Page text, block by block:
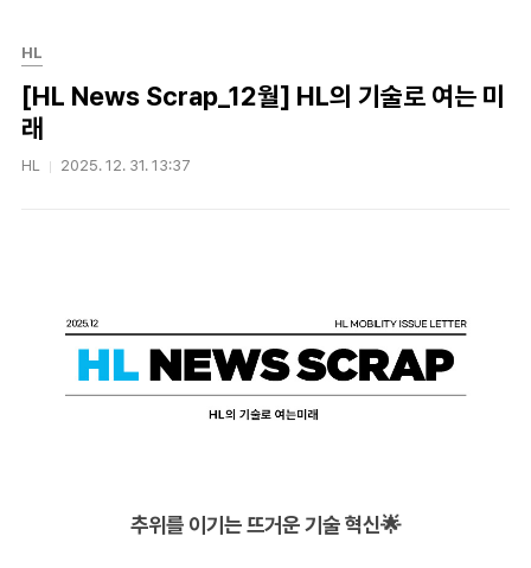
HL
[HL News Scrap_12월] HL의 기술로 여는 미
래
HL 2025. 12. 31. 13:37
추위를 이기는 뜨거운 기술 혁신🌟